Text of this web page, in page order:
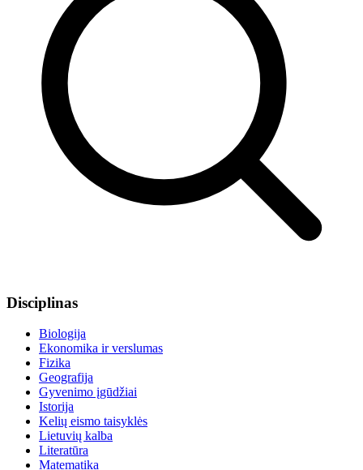
Disciplinas
Biologija
Ekonomika ir verslumas
Fizika
Geografija
Gyvenimo įgūdžiai
Istorija
Kelių eismo taisyklės
Lietuvių kalba
Literatūra
Matematika